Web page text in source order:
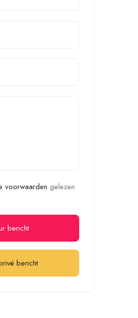
voorwaarden gelezen
bericht
bericht